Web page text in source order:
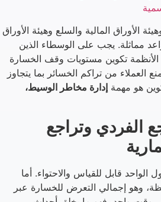
الأوراق المالية والسلع وهيئة الأوراق
مماثلة. يجب على الوسطاء الذين
تكوين مستويات وقف الخسارة
العملاء من تراكم الخسائر بما يتجاوز
هو مهمة إدارة مخاطر الوسيط،
الفردي وتراجع
الواحد قابل للقياس والاحتواء. أما
وهو إجمالي التعرض للخسارة عبر